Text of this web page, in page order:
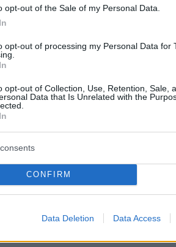
opt-out of the Sale of my Personal Data.
opt-out of processing my Personal Data for
opt-out of Collection, Use, Retention, Sale,
Data that Is Unrelated with the
CONFIRM
Data Deletion Data Access
μάθημα επειδή έβγαλε τη
σε δύο κύματα με
- Βροχές και στην
protothema.gr στο Google News
από την Ελλάδα